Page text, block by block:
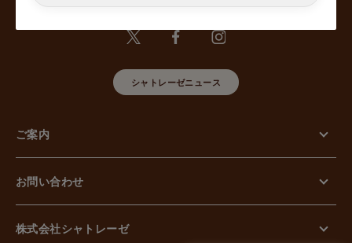
5. 個人情報の安全管理のために講じた措置について
当社は外的環境を把握した上で個人情報の安全管理のため
に以下の措置をしております。
組織体制の整備、個人情報の取扱いに係る規律に従った運
用、個人情報の取扱い状況を確認する手段の整備、漏えい
等事案に対応する体制の整備、取扱い状況の把握及び安全
【人的安全管理措置】
期的な教育等を行っております。また、個人情報の秘密保
【物理的安全管理措置】
止、個人情報の削除及び機器、電子媒体等の廃棄に関し
て、必要な措置を講じています。
シャトレーゼニュース
ご案内
お問い合わせ
株式会社シャトレーゼ